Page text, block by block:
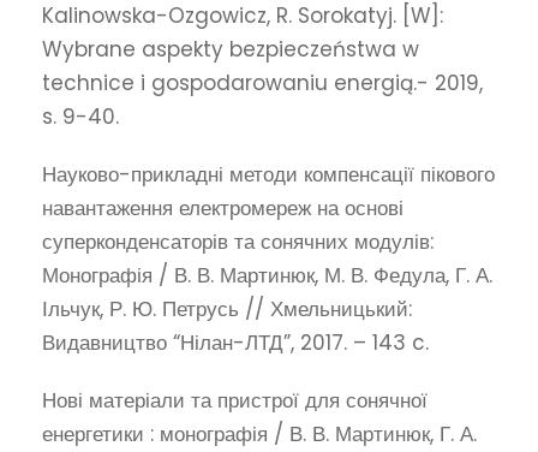
Kalinowska-Ozgowicz, R. Sorokatyj. [W]:
Wybrane aspekty bezpieczeństwa w
technice i gospodarowaniu energią.- 2019,
s. 9-40.
Науково-прикладні методи компенсації пікового
навантаження електромереж на основі
суперконденсаторів та сонячних модулів:
Монографія / В. В. Мартинюк, М. В. Федула, Г. А.
Ільчук, Р. Ю. Петрусь // Хмельницький:
Видавництво “Нілан-ЛТД”, 2017. – 143 c.
Нові матеріали та пристрої для сонячної
енергетики : монографія / В. В. Мартинюк, Г. А.